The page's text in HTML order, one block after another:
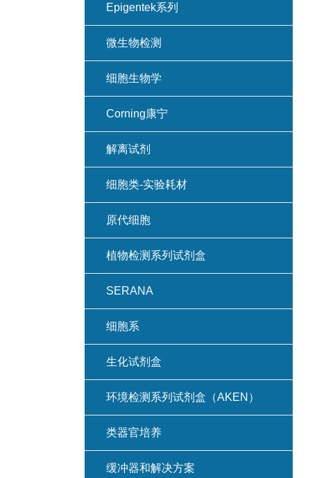
Epigentek系列
微生物检测
细胞生物学
Corning康宁
解离试剂
细胞类-实验耗材
原代细胞
植物检测系列试剂盒
SERANA
细胞系
生化试剂盒
环境检测系列试剂盒（AKEN）
类器官培养
缓冲器和解决方案